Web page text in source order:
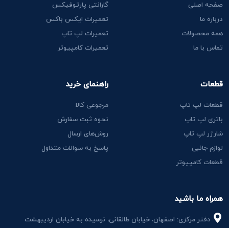
همراه ما باشید
دفتر مرکزی: اصفهان، خیابان طالقانی، نرسیده به خیابان اردیبهشت
صفحه اصلی
درباره ما
همه محصولات
تماس با ما
قطعات
قطعات لپ تاپ
باتری لپ تاپ
شارژر لپ تاپ
لوازم جانبی
قطعات کامپیوتر
گارانتی پارتوفیکس
تعمیرات ایکس باکس
تعمیرات لپ تاپ
تعمیرات کامپیوتر
راهنمای خرید
مرجوعی کالا
نحوه ثبت سفارش
روش‌های ارسال
پاسخ به سوالات متداول